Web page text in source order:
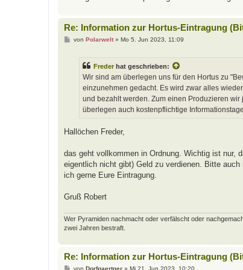
Re: Information zur Hortus-Eintragung
Bvon Polarwelt» Mo 5. Jun 2023, 11:09
Freder hat geschrieben:
Wir sind am überlegen uns für den Hortus zu
einzunehmen gedacht. Es wird zwar alles
und bezahlt werden. Zum einen Produzieren
überlegen auch kostenpflichtige
Hallöchen Freder,
das geht vollkommen in Ordnung. Wichtig ist nur,
eigentlich nicht gibt) Geld zu verdienen. Bitte
ich gerne Eure Eintragung.
Gruß Robert
Wer Pyramiden nachmacht oder verfälscht oder
zwei Jahren bestraft.
Re: Information zur Hortus-Eintragung
Bvon Dorfgaertner» Mi 21. Jun 2023, 10:20